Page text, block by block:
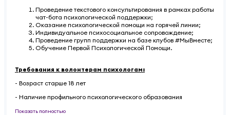
Проведение текстового консультирования в рамках работы
чат-бота психологической поддержки;
Оказание психологической помощи на горячей линии;
Индивидуальное психосоциальное сопровождение;
Проведение групп поддержки на базе клубов #МыВместе;
Обучение Первой Психологической Помощи.
Требования к волонтерам психологам:
- Возраст старше 18 лет
- Наличие профильного психологического образования
Показать полностью